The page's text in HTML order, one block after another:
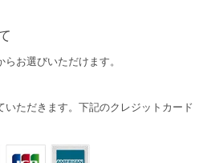
お選びいただけます。
いただきます。下記のクレジットカード